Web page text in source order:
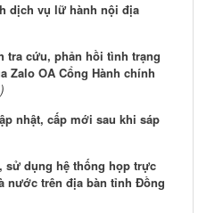
dịch vụ lữ hành nội địa
tra cứu, phản hồi tình trạng
Zalo OA Cổng Hành chính
nhật, cấp mới sau khi sáp
sử dụng hệ thống họp trực
nước trên địa bàn tỉnh Đồng